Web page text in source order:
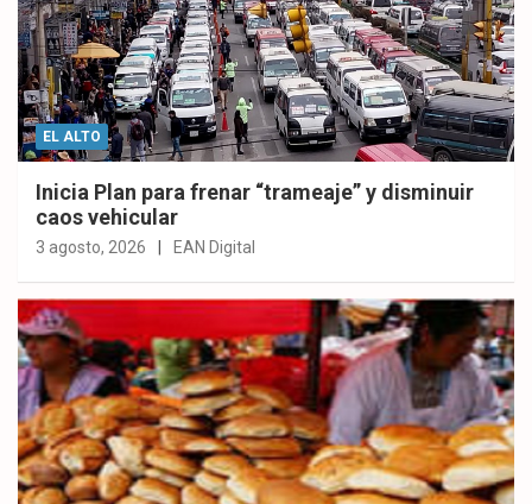
EL ALTO
Inicia Plan para frenar “trameaje” y disminuir
caos vehicular
3 agosto, 2026 EAN Digital